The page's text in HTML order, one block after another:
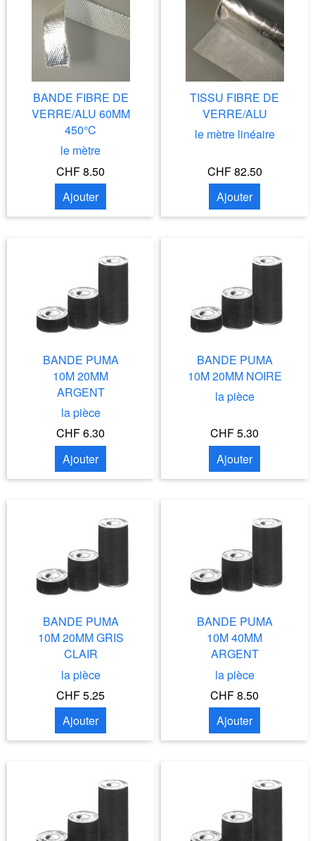
BANDE FIBRE DE
VERRE/ALU 60MM
450°C
le mètre
CHF 8.50
Ajouter
TISSU FIBRE DE
VERRE/ALU
le mètre linéaire
CHF 82.50
Ajouter
BANDE PUMA
10M 20MM
ARGENT
la pièce
CHF 6.30
Ajouter
BANDE PUMA
10M 20MM NOIRE
la pièce
CHF 5.30
Ajouter
BANDE PUMA
10M 20MM GRIS
CLAIR
la pièce
CHF 5.25
Ajouter
BANDE PUMA
10M 40MM
ARGENT
la pièce
CHF 8.50
Ajouter